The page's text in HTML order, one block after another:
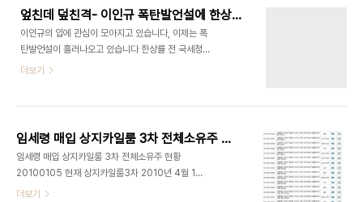
수’라는 진로를 택했다. 높은 수입을 마다한 김 위원
장의 행보를 이명박 대통령이 높이 샀기 때문에 권익
위원장으로 발탁했다는 설명이었다. 원본출처
http://news.joinsmsn.com/article/786/4899786.html?
ctg=1000&cloc=joongang|home|newslist1
사원장 후보자는 요즘 로펌에서 받은 돈 때문에 ..
엎친데 덮친격- 이인규 폭탄발언설에 한상률 1월 귀국설까지
이인규의 입에 관심이 모아지고 있습니다, 이제는 폭
탄발언설이 흘러나오고 있습니다 한상률 전 국세청
장 귀국설도 나오고 있습니다 한상률 측근은 1월 귀
지원관의 입에 여권이 최근 신경을 곤두세우고 있다.
불법 사찰 혐의와 함께 이영호 전 청와대 고용노사비
서관 등 '영·포(영일·포항)라인' 핵심 인사에게 감찰
정보를 '비선(秘線) 보고' 해왔다는 의혹을 받아온
이 전 지원관이 모종의 '폭탄발언'을 준비 중이란 설
더보기
임세령 매입 상지카일룸 3차 전체소유주 현황 20100105 현재
임세령 매입 상지카일룸 3차 전체소유주 현황
20100105 현재 상지카일룸3차 2010년 4월 10
일시점 소유주현황 - 하단
더보기